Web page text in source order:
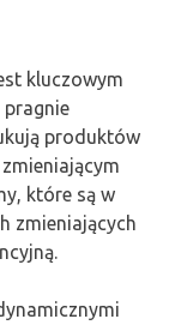
kluczowym
produktów
które są w
zmieniających